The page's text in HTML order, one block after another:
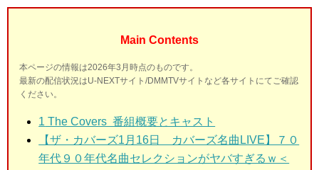
Main Contents
本ページの情報は2026年3月時点のものです。
最新の配信状況はU-NEXTサイト/DMMTVサイトなど各サイトにてご確認
ください。
1 The Covers 番組概要とキャスト
【ザ・カバーズ1月16日 カバーズ名曲LIVE】７０
年代９０年代名曲セレクションがヤバすぎるｗ＜